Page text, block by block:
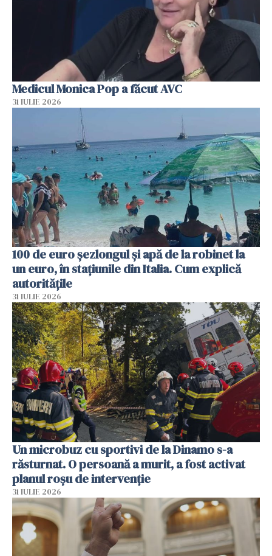
Medicul Monica Pop a făcut AVC
31 IULIE 2026
100 de euro șezlongul și apă de la robinet la
un euro, în stațiunile din Italia. Cum explică
autoritățile
31 IULIE 2026
Un microbuz cu sportivi de la Dinamo s-a
răsturnat. O persoană a murit, a fost activat
planul roșu de intervenție
31 IULIE 2026